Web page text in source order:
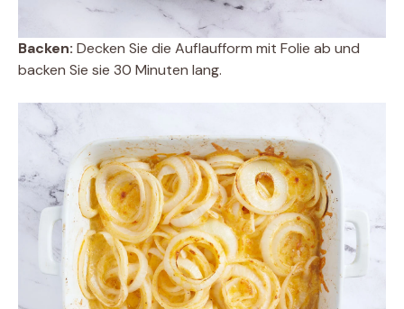
Backen: Decken Sie die Auflaufform mit Folie ab und
backen Sie sie 30 Minuten lang.